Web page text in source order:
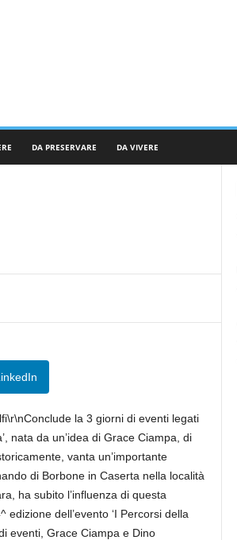
DA PRESERVARE DA VIVERE
la 3 giorni di eventi legati
nata da un’idea di Grace Ciampa, di
vanta un’importante
di Borbone in Caserta nella località
ha subito l’influenza di questa
dell’evento ‘I Percorsi della
eventi, Grace Ciampa e Dino